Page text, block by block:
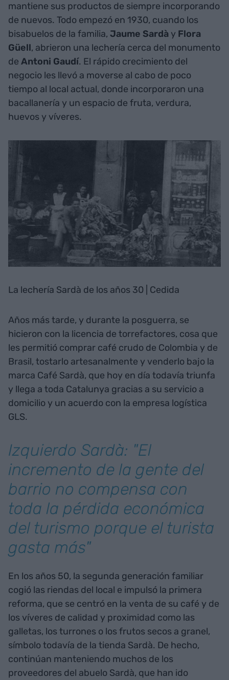
mantiene sus productos de siempre incorporando
de nuevos. Todo empezó en 1930, cuando los
bisabuelos de la familia, Jaume Sardà y Flora
Güell, abrieron una lechería cerca del monumento
de Antoni Gaudí. El rápido crecimiento del
negocio les llevó a moverse al cabo de poco
tiempo al local actual, donde incorporaron una
bacallanería y un espacio de fruta, verdura,
huevos y víveres.
La lechería Sardà de los años 30 | Cedida
Años más tarde, y durante la posguerra, se
hicieron con la licencia de torrefactores, cosa que
les permitió comprar café crudo de Colombia y de
Brasil, tostarlo artesanalmente y venderlo bajo la
marca Café Sardà, que hoy en día todavía triunfa
y llega a toda Catalunya gracias a su servicio a
domicilio y un acuerdo con la empresa logística
GLS.
Izquierdo Sardà: "El
incremento de la gente del
barrio no compensa con
toda la pérdida económica
del turismo porque el turista
gasta más"
En los años 50, la segunda generación familiar
cogió las riendas del local e impulsó la primera
reforma, que se centró en la venta de su café y de
los víveres de calidad y proximidad como las
galletas, los turrones o los frutos secos a granel,
símbolo todavía de la tienda Sardà. De hecho,
continúan manteniendo muchos de los
proveedores del abuelo Sardà, que han ido